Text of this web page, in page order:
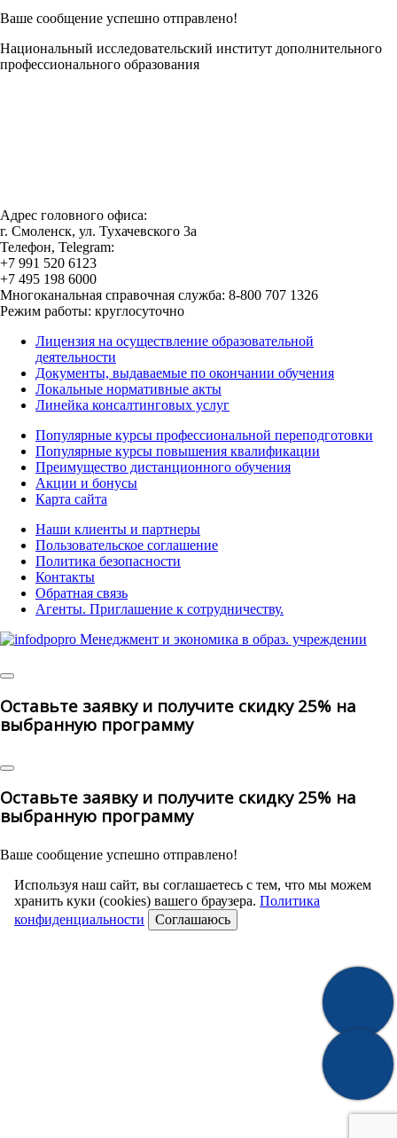
Ваше сообщение успешно отправлено!
Национальный исследовательский институт дополнительного
профессионального образования
Адрес головного офиса:
г. Смоленск, ул. Тухачевского 3а
Телефон, Telegram:
+7 991 520 6123
+7 495 198 6000
Многоканальная справочная служба: 8-800 707 1326
Режим работы: круглосуточно
Лицензия на осуществление образовательной
деятельности
Документы, выдаваемые по окончании обучения
Локальные нормативные акты
Линейка консалтинговых услуг
Популярные курсы профессиональной переподготовки
Популярные курсы повышения квалификации
Преимущество дистанционного обучения
Акции и бонусы
Карта сайта
Наши клиенты и партнеры
Пользовательское соглашение
Политика безопасности
Контакты
Обратная связь
Агенты. Приглашение к сотрудничеству.
Оставьте заявку и получите скидку 25% на
выбранную программу
Оставьте заявку и получите скидку 25% на
выбранную программу
Ваше сообщение успешно отправлено!
Используя наш сайт, вы соглашаетесь с тем, что мы можем
хранить куки (cookies) вашего браузера. Политика
конфиденциальности
Соглашаюсь